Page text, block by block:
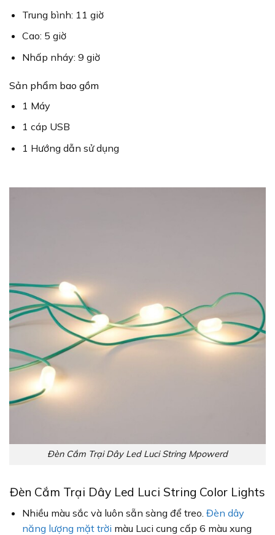
Trung bình: 11 giờ
Cao: 5 giờ
Nhấp nháy: 9 giờ
Sản phẩm bao gồm
1 Máy
1 cáp USB
1 Hướng dẫn sử dụng
Đèn Cắm Trại Dây Led Luci String Mpowerd
Đèn Cắm Trại Dây Led Luci String Color Lights
Nhiều màu sắc và luôn sẵn sàng để treo. Đèn dây
năng lượng mặt trời màu Luci cung cấp 6 màu xung